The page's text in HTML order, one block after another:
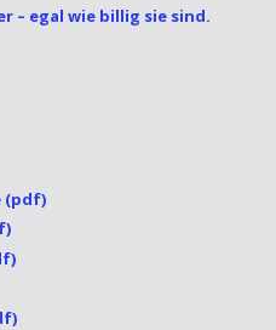
– egal wie billig sie sind.
(pdf)